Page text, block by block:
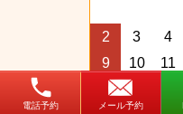
電話予約 メール予約
2
3 4
9
10 11
16
17